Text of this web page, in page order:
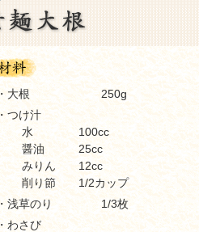
・大根
250g
・つけ汁
水 100cc
醤油 25cc
みりん 12cc
削り節 1/2カップ
・浅草のり
1/3枚
・わさび